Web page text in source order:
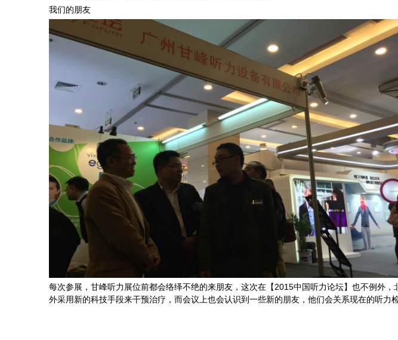
我们的朋友
每次参展，甘峰听力展位前都会络绎不绝的来朋友，这次在【2015中国听力论坛】也不例外
外采用新的科技手段来干预治疗，而会议上也会认识到一些新的朋友，他们会关系现在的听力